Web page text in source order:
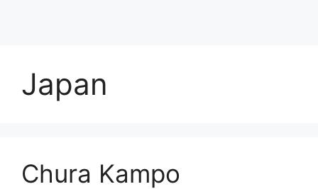
Japan
Chura Kampo